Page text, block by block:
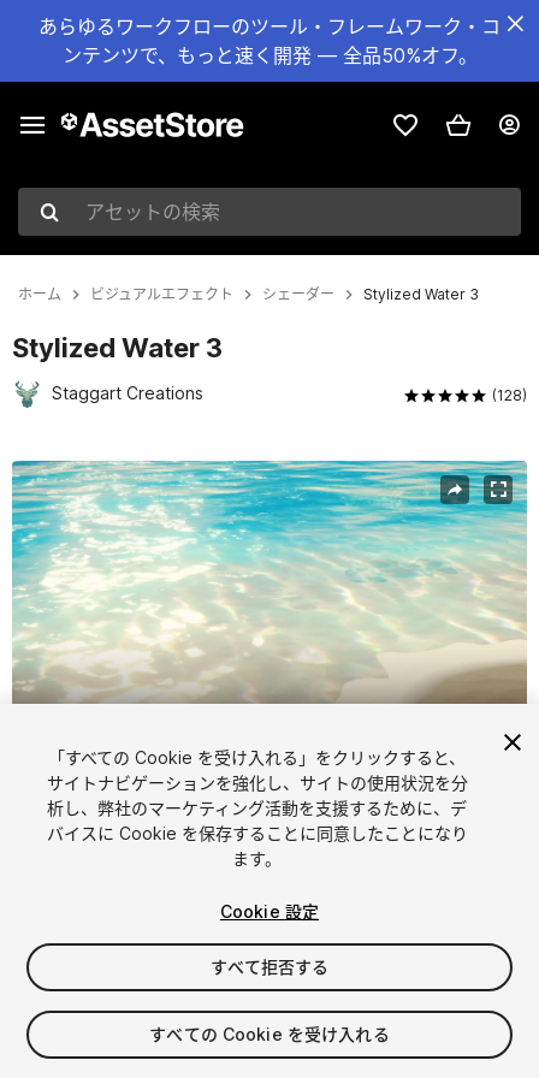
あらゆるワークフローのツール・フレームワーク・コ
ンテンツで、もっと速く開発 — 全品50%オフ。
アセットの検索
ホーム ビジュアルエフェクト シェーダー Stylized Water 3
Stylized Water 3
Staggart Creations (128)
現在のスライド：1 / 27
1/ 27
$49
消費税は決済時に計算されます
「すべての Cookie を受け入れる」をクリックすると、
サイトナビゲーションを強化し、サイトの使用状況を分
析し、弊社のマーケティング活動を支援するために、デ
バイスに Cookie を保存することに同意したことになり
ます。
Cookie 設定
すべて拒否する
すべての Cookie を受け入れる